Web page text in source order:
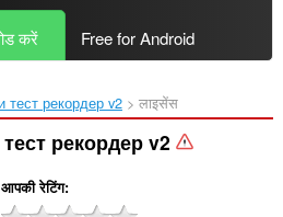
करें Free for Android
тест рекордер v2‎ लाइसेंस
рекордер v2
आपकी रेटिंग